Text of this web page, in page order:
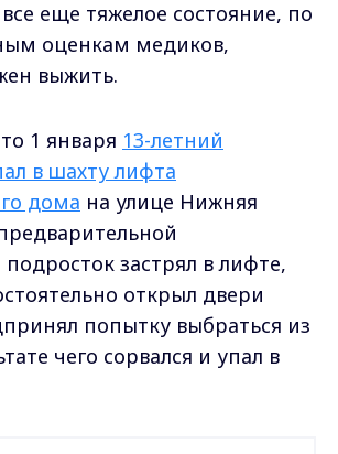
еще тяжелое состояние, по
оценкам медиков,
выжить.
1 января 13-летний
в шахту лифта
дома на улице Нижняя
застрял в лифте,
открыл двери
попытку выбраться из
чего сорвался и упал в